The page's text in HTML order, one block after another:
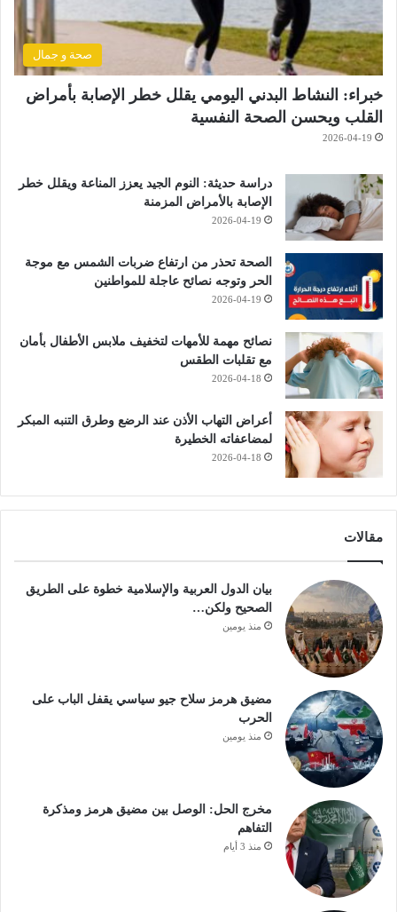
صحة و جمال
خبراء: النشاط البدني اليومي يقلل خطر الإصابة بأمراض
القلب ويحسن الصحة النفسية
2026-04-19
دراسة حديثة: النوم الجيد يعزز المناعة ويقلل خطر
الإصابة بالأمراض المزمنة
2026-04-19
الصحة تحذر من ارتفاع ضربات الشمس مع موجة
الحر وتوجه نصائح عاجلة للمواطنين
2026-04-19
نصائح مهمة للأمهات لتخفيف ملابس الأطفال بأمان
مع تقلبات الطقس
2026-04-18
أعراض التهاب الأذن عند الرضع وطرق التنبه المبكر
لمضاعفاته الخطيرة
2026-04-18
مقالات
بيان الدول العربية والإسلامية خطوة على الطريق
الصحيح ولكن…
منذ يومين
مضيق هرمز سلاح جيو سياسي يقفل الباب على
الحرب
منذ يومين
مخرج الحل: الوصل بين مضيق هرمز ومذكرة
التفاهم
منذ 3 أيام